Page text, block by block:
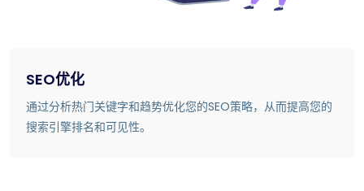
SEO优化
通过分析热门关键字和趋势优化您的SEO策略，从而提高您的
搜索引擎排名和可见性。